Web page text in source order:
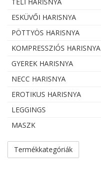
ESKÜVŐI HARISNYA
PÖTTYÖS HARISNYA
KOMPRESSZIÓS HARISNYA
GYEREK HARISNYA
NECC HARISNYA
EROTIKUS HARISNYA
LEGGINGS
MASZK
Termékkategóriák